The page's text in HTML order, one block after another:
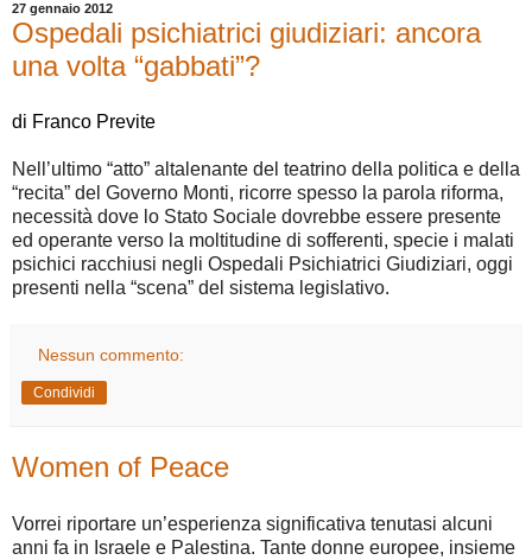
27 gennaio 2012
Ospedali psichiatrici giudiziari: ancora
una volta “gabbati”?
di Franco Previte
Nell’ultimo “atto” altalenante del teatrino della politica e della
“recita” del Governo Monti, ricorre spesso la parola riforma,
necessità dove lo Stato Sociale dovrebbe essere presente
ed operante verso la moltitudine di sofferenti, specie i malati
psichici racchiusi negli Ospedali Psichiatrici Giudiziari, oggi
presenti nella “scena” del sistema legislativo.
Nessun commento:
Condividi
Women of Peace
Vorrei riportare un’esperienza significativa tenutasi alcuni
anni fa in Israele e Palestina. Tante donne europee, insieme